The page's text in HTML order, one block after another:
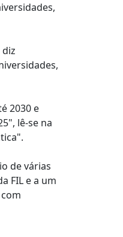
2030 e
lê-se na
de várias
FIL e a um